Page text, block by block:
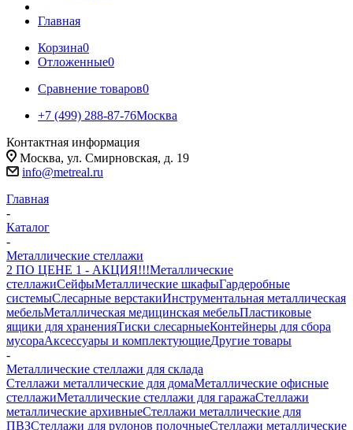
Главная
Корзина0
Отложенные0
Сравнение товаров0
+7 (499) 288-87-76Москва
Контактная информация
Москва, ул. Смирновская, д. 19
info@metreal.ru
Главная
-
Каталог
-
Металлические стеллажи
2 ПО ЦЕНЕ 1 - АКЦИЯ!!!Металлические
стеллажиСейфыМеталлические шкафыГардеробные
системыСлесарные верстакиИнструментальная металлическая
мебельМеталлическая медицинская мебельПластиковые
ящики для храненияТиски слесарныеКонтейнеры для сбора
мусораАксессуары и комплектующиеДругие товары
-
Металлические стеллажи для склада
Стеллажи металлические для домаМеталлические офисные
стеллажиМеталлические стеллажи для гаражаСтеллажи
металлические архивныеСтеллажи металлические для
ПВЗСтеллажи для рулонов полочныеСтеллажи металлические